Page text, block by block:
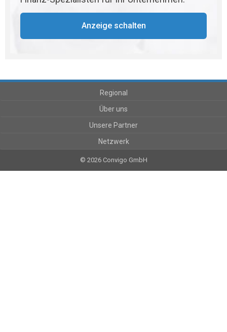
Anzeige schalten
Regional
Über uns
Unsere Partner
Netzwerk
© 2026 Convigo GmbH